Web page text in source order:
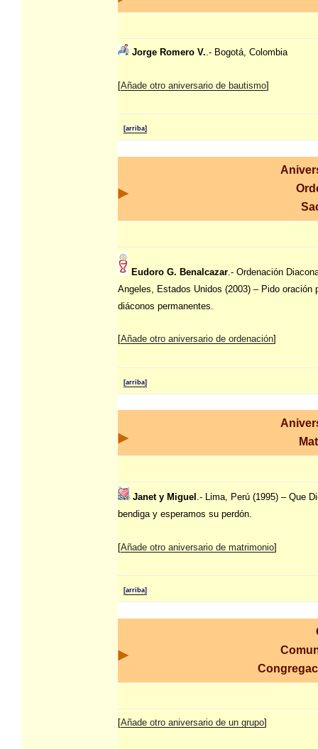
Jorge Romero V..- Bogotá, Colombia
[Añade otro aniversario de bautismo]
[arriba]
Eudoro G. Benalcazar .- Ordenación
Angeles, Estados Unidos (2003) – Pido oración
diáconos permanentes.
[Añade otro aniversario de ordenación]
[arriba]
Janet y Miguel .- Lima, Perú (1995) – Que
bendiga y esperamos su perdón.
[Añade otro aniversario de matrimonio]
[arriba]
[Añade otro aniversario de un grupo]